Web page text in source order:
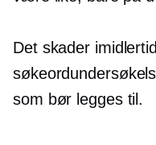
Det skader
som bør legges til.